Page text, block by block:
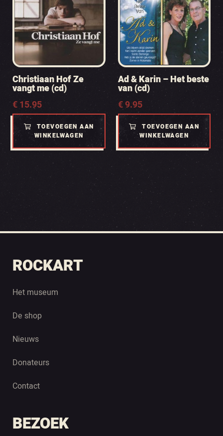
Christiaan Hof Ze
vangt me (cd)
€15.95
TOEVOEGEN AAN
WINKELWAGEN
Ad & Karin – Het beste
van (cd)
€9.95
TOEVOEGEN AAN
WINKELWAGEN
ROCKART
Het museum
De shop
Nieuws
Donateurs
Contact
BEZOEK